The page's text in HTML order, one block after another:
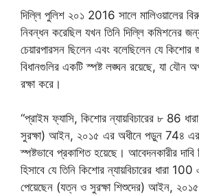
দিল্লি পুলিশ ২০১ 2016 সালে মালিওয়ালের
নিবন্ধন করেছিল যখন তিনি দিল্লি কমিশনের
চেয়ারপারসন ছিলেন এবং বলেছিলেন যে কিশোর
বিধানগুলির একটি স্পষ্ট লঙ্ঘন রয়েছে, যা যৌন
রক্ষা করে।
“প্রাইম ফ্যাসি, কিশোর ন্যায়বিচারের ৮ 86
সুরক্ষা) আইন, ২০১৫ এর অধীনে পড়ুন 74৪ এর
স্পষ্টভাবে প্রকাশিত হয়েছে। আবেদনকারীর দাবি
হিসাবে যে তিনি কিশোর ন্যায়বিচারের ধারা
পেয়েছেন (যত্ন ও সুরক্ষা শিশুদের) আইন, ২০১৫